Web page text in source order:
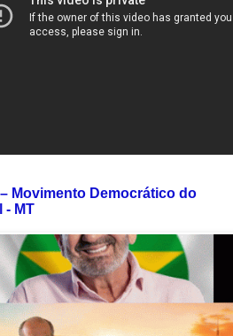
– Movimento Democrático do
- MT